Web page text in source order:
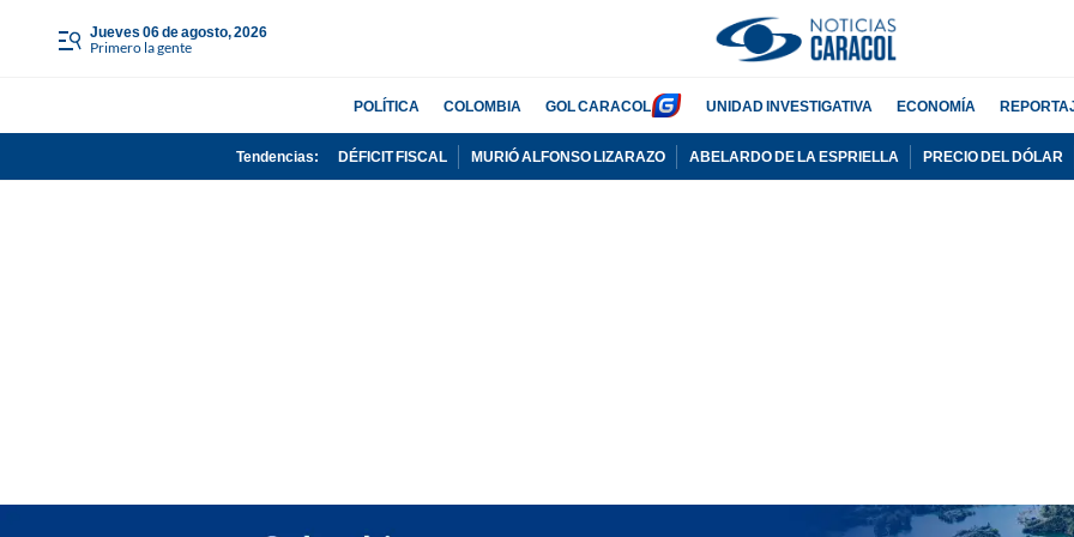
jueves 06 de agosto, 2026
Primero la gente
POLÍTICA COLOMBIA GOL CARACOL UNIDAD INVESTIGATIVA ECONOMÍA
Tendencias: DÉFICIT FISCAL MURIÓ ALFONSO LIZARAZO ABELARDO DE LA ESPRIELLA PRECIO DEL DÓLAR